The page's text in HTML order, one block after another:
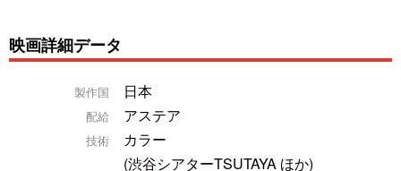
映画詳細データ
製作国 日本
配給 アステア
技術
カラー
(渋谷シアターTSUTAYA ほか)